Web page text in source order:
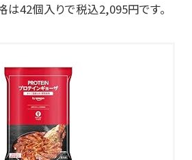
は42個入りで税込2,095円です。